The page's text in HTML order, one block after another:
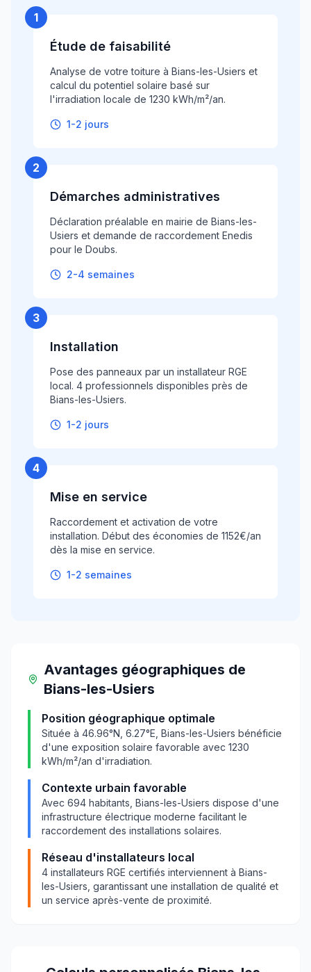
1
Étude de faisabilité
Analyse de votre toiture à Bians-les-Usiers et
calcul du potentiel solaire basé sur
l'irradiation locale de 1230 kWh/m²/an.
1-2 jours
2
Démarches administratives
Déclaration préalable en mairie de Bians-les-
Usiers et demande de raccordement Enedis
pour le Doubs.
2-4 semaines
3
Installation
Pose des panneaux par un installateur RGE
local. 4 professionnels disponibles près de
Bians-les-Usiers.
1-2 jours
4
Mise en service
Raccordement et activation de votre
installation. Début des économies de 1152€/an
dès la mise en service.
1-2 semaines
Avantages géographiques de
Bians-les-Usiers
Position géographique optimale
Située à 46.96°N, 6.27°E, Bians-les-Usiers bénéficie
d'une exposition solaire favorable avec 1230
kWh/m²/an d'irradiation.
Contexte urbain favorable
Avec 694 habitants, Bians-les-Usiers dispose d'une
infrastructure électrique moderne facilitant le
raccordement des installations solaires.
Réseau d'installateurs local
4 installateurs RGE certifiés interviennent à Bians-
les-Usiers , garantissant une installation de qualité et
un service après-vente de proximité.